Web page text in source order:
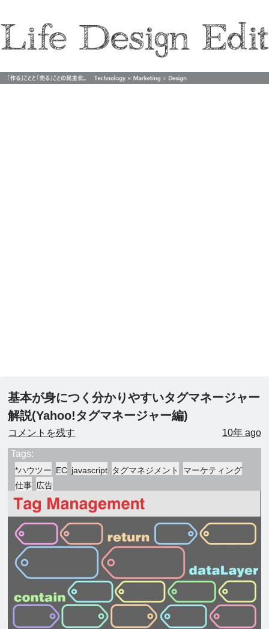
Life Design Edit
基本が身につく分かりやすいタグマネージャー
解説(Yahoo!タグマネージャー編)
コメントを残す 10年 ago
Tags:
*ハウツー EC javascript タグマネジメント
マーケティング
仕事 広告